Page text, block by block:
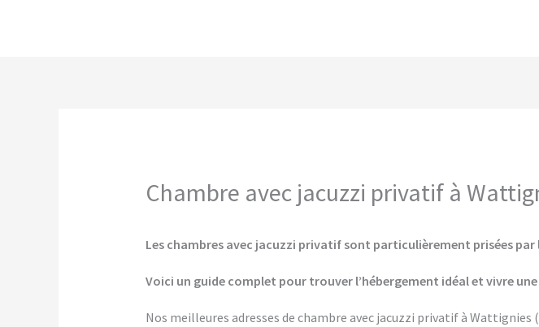
Chambre avec jacuzzi privatif à
Les chambres avec jacuzzi privatif sont particulièrement prisées
Voici un guide complet pour trouver l’hébergement idéal et vivre
Nos meilleures adresses de chambre avec jacuzzi privatif à Wattignies